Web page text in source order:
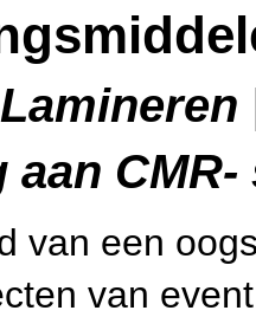
CMR-
van een
van